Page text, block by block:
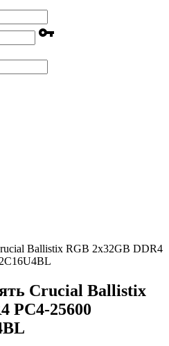
vpn_key
Ballistix RGB 2x32GB DDR4
Crucial Ballistix
PC4-25600